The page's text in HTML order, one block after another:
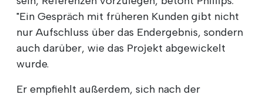
"Ein Gespräch mit früheren Kunden gibt nicht
nur Aufschluss über das Endergebnis, sondern
auch darüber, wie das Projekt abgewickelt
wurde.
Er empfiehlt außerdem, sich nach der